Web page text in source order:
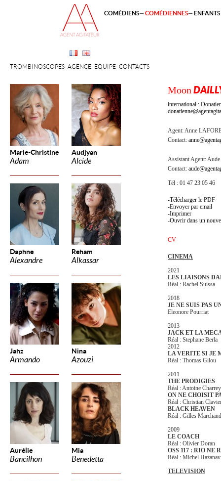
Marie-Christine
Adam
Audjyan
Alcide
Daphne
Alexandre
Reham
Alkassar
Jahz
Armando
Nina
Azouzi
Aurélie
Bancilhon
Mia
Benedetta
TROMBINOSCOPES AGENCE ÉQUIPE CONTACTS
COMÉDIENS COMÉDIENNES
Moon
international :
Agent:Anne
Contact:
Assistant Agent:Aude
Contact:
Tél : 01 47 23 05 46
Télécharger le PDF
Envoyer par email
Imprimer
Ouvrir dans un
CV
CINEMA
2021
LES LIAISONS
Réal : Rachel Suissa
2018
JE NE SUIS PAS
Eleonore Pourriat
2013
JACK ET LA
Réal : Stephane Berla
2012
LA VERITE SI JE
Réal : Thomas Gilou
2011
THE PRODIGIES
Réal : Antoine
ON NE CHOISIT
Réal : Christian
BLACK HEAVEN
Réal : Gilles Marchand
2009
LE COACH
Réal : Olivier Doran
OSS 117 : RIO NE
Réal : Michel
TELEVISION